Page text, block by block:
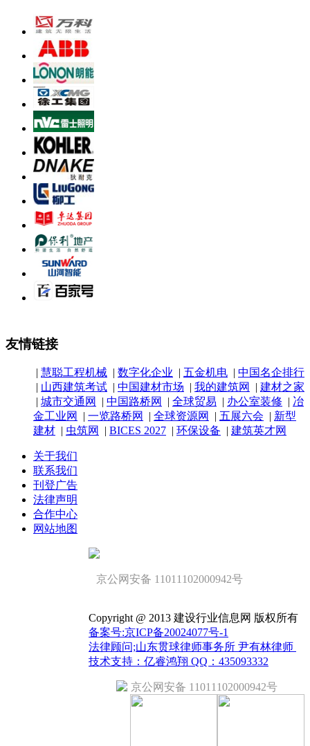
友情链接
| 慧聪工程机械 | 数字化企业 | 五金机电 | 中国名企排行
| 山西建筑考试 | 中国建材市场 | 我的建筑网 | 建材之家
| 城市交通网 | 中国路桥网 | 全球贸易 | 办公室装修 | 冶
金工业网
| 一览路桥网 | 全球资源网 | 五展六会 | 新型
建材 | 虫筑网 | BICES 2027 | 环保设备 | 建筑英才网
关于我们
联系我们
刊登广告
法律声明
合作中心
网站地图
京公网安备 11011102000942号
Copyright @ 2013 建设行业信息网 版权所有
备案号:京ICP备20024077号-1
法律顾问;山东贯球律师事务所 尹有林律师
技术支持：亿睿鸿翔 QQ：435093332
京公网安备 11011102000942号